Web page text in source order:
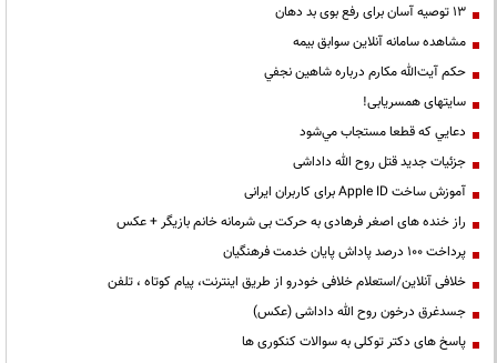
13 توصیه آسان برای رفع بوی بد دهان
مشاهده سامانه آنلاين سوابق بیمه
حكم آيت‌الله مكارم درباره شاهين نجفي
سایتهای همسریابی!
دعايي كه قطعا مستجاب مي‌شود
جزئیات جدید قتل روح الله داداشی
آموزش ساخت Apple ID برای کاربران ایرانی
راز خنده های اصغر فرهادی به حرکت بی شرمانه خانم بازیگر + عکس
پرداخت ۱۰۰ درصد پاداش پایان خدمت فرهنگیان
خلافی آنلاین/استعلام خلافی خودرو از طریق اینترنت، پیام کوتاه ، تلفن
جسدغرق درخون روح الله داداشی (عکس)
پاسخ های دکتر توکلی به سوالات کنکوری ها